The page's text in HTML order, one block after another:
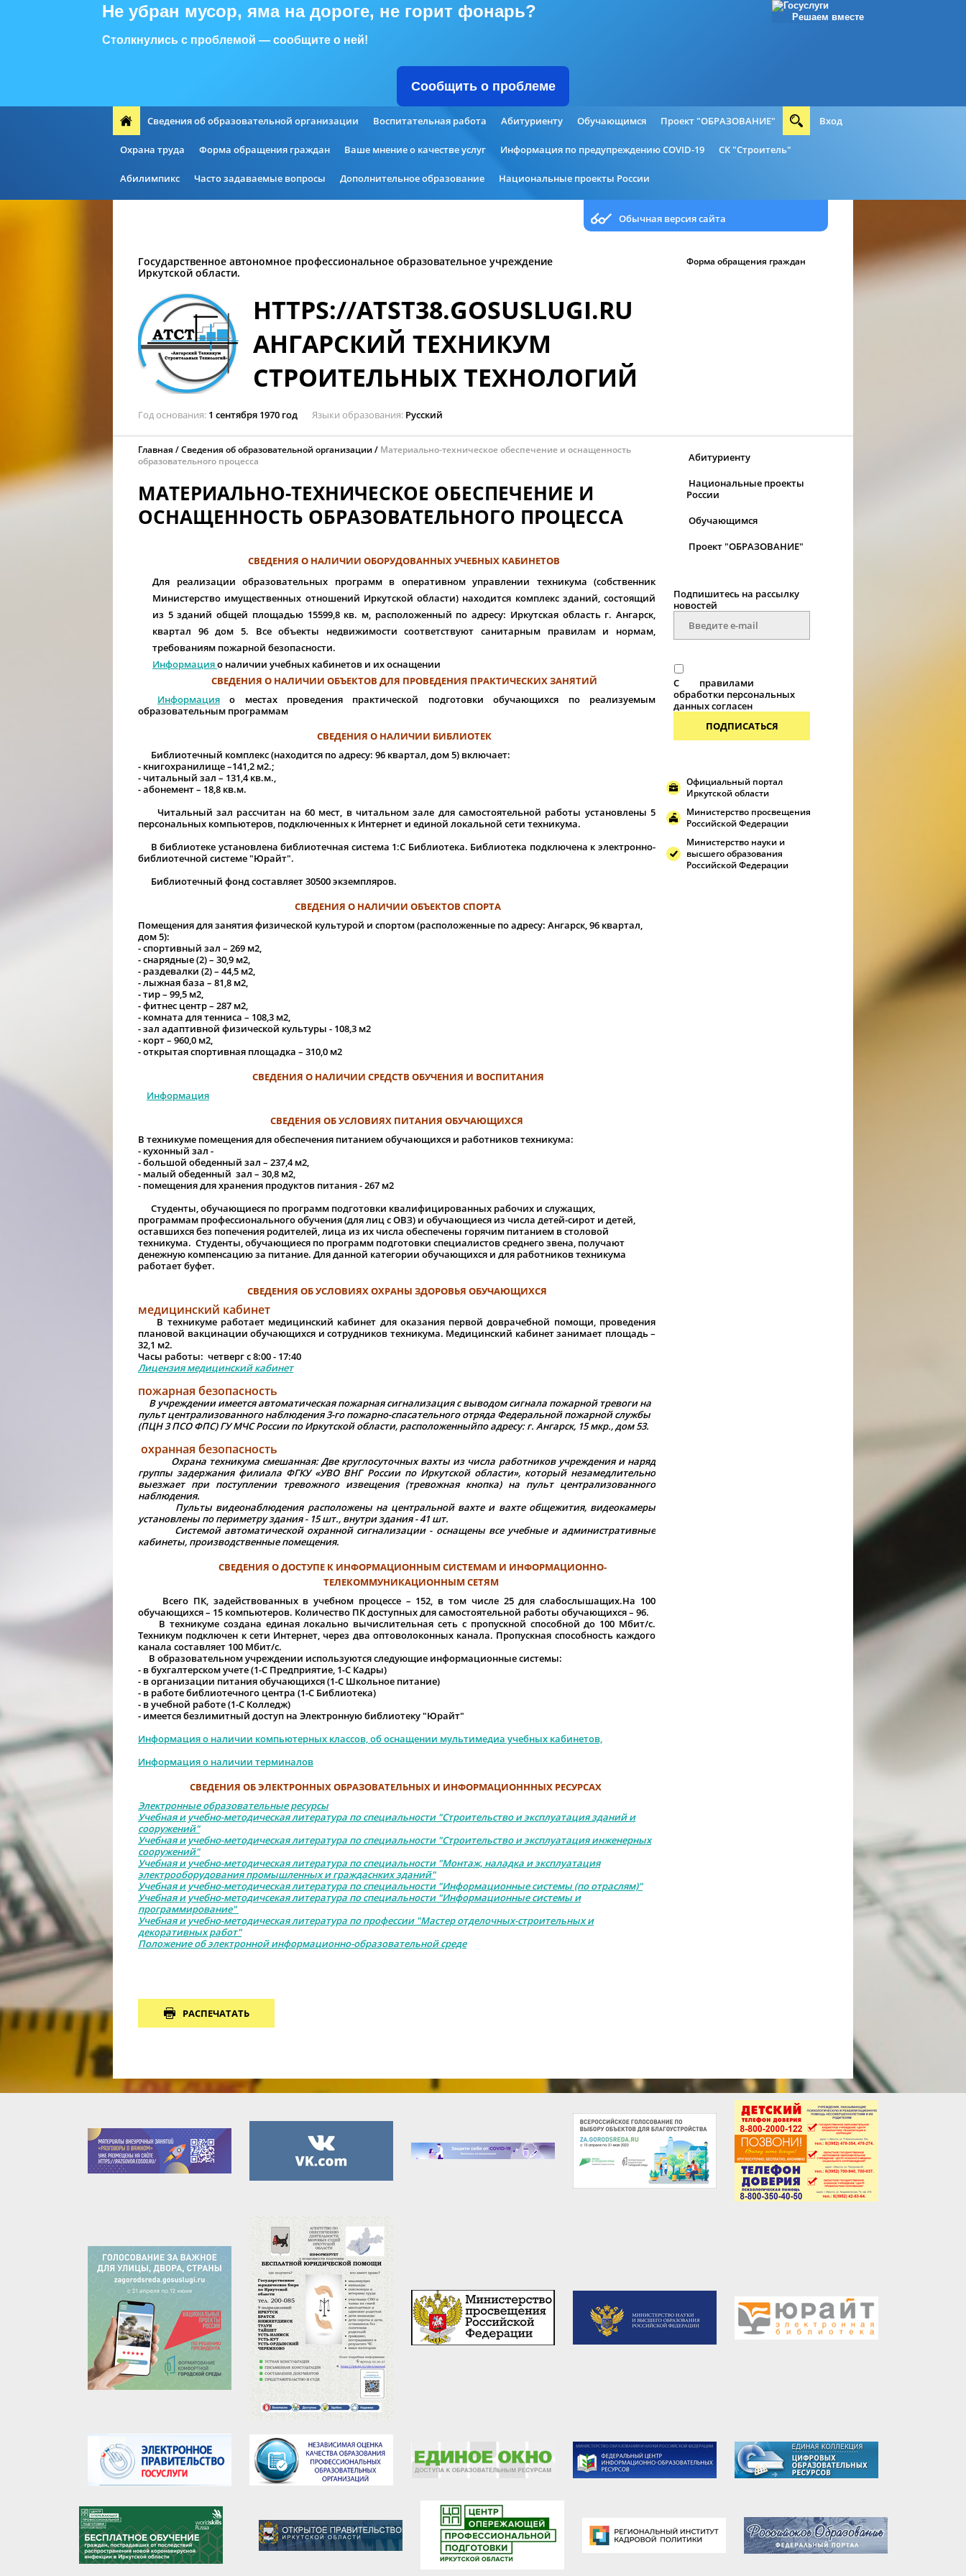
Решаем вместе
Не убран мусор, яма на дороге, не горит фонарь?
Столкнулись с проблемой — сообщите о ней!
Сообщить о проблеме
Сведения об образовательной организации Воспитательная работа Абитуриенту Обучающимся Проект "ОБРАЗОВАНИЕ"
Охрана труда Форма обращения граждан Ваше мнение о качестве услуг Информация по предупреждению COVID-19 СК "Строитель"
Абилимпикс Часто задаваемые вопросы Дополнительное образование Национальные проекты России
Вход
Обычная версия сайта
Государственное автономное профессиональное образовательное учреждение
Иркутской области.
HTTPS://ATST38.GOSUSLUGI.RU
АНГАРСКИЙ ТЕХНИКУМ
СТРОИТЕЛЬНЫХ ТЕХНОЛОГИЙ
Год основания 1 сентября 1970 год Языки образования Русский
Форма обращения граждан
Главная Сведения об образовательной организации
Материально-техническое обеспечение и оснащенность
образовательного процесса
МАТЕРИАЛЬНО-ТЕХНИЧЕСКОЕ ОБЕСПЕЧЕНИЕ И
ОСНАЩЕННОСТЬ ОБРАЗОВАТЕЛЬНОГО ПРОЦЕССА
СВЕДЕНИЯ О НАЛИЧИИ ОБОРУДОВАННЫХ УЧЕБНЫХ КАБИНЕТОВ
Для реализации образовательных программ в оперативном управлении техникума (собственник
Министерство имущественных отношений Иркутской области) находится комплекс зданий, состоящий
из 5 зданий общей площадью 15599,8 кв. м, расположенный по адресу: Иркутская область г. Ангарск,
квартал 96 дом 5. Все объекты недвижимости соответствуют санитарным правилам и нормам,
требованиям пожарной безопасности.
Информацияо наличии учебных кабинетов и их оснащении
СВЕДЕНИЯ О НАЛИЧИИ ОБЪЕКТОВ ДЛЯ ПРОВЕДЕНИЯ ПРАКТИЧЕСКИХ ЗАНЯТИЙ
Информация
о местах проведения практической подготовки обучающихся по реализуемым
образовательным программам
СВЕДЕНИЯ О НАЛИЧИИ БИБЛИОТЕК
Библиотечный комплекс (находится по адресу: 96 квартал, дом 5) включает:
- книгохранилище –141,2 м2.;
- читальный зал – 131,4 кв.м.,
- абонемент – 18,8 кв.м.
Читальный зал рассчитан на 60 мест, в читальном зале для самостоятельной работы установлены 5
персональных компьютеров, подключенных к Интернет и единой локальной сети техникума.
В библиотеке установлена библиотечная система 1:С Библиотека. Библиотека подключена к электронно-
библиотечной системе "Юрайт".
Библиотечный фонд составляет 30500 экземпляров.
СВЕДЕНИЯ О НАЛИЧИИ ОБЪЕКТОВ СПОРТА
Помещения для занятия физической культурой и спортом (расположенные по адресу: Ангарск, 96 квартал,
дом 5):
- спортивный зал – 269 м2,
- снарядные (2) – 30,9 м2,
- раздевалки (2) – 44,5 м2,
- лыжная база – 81,8 м2,
- тир – 99,5 м2,
- фитнес центр – 287 м2,
- комната для тенниса – 108,3 м2,
- зал адаптивной физической культуры - 108,3 м2
- корт – 960,0 м2,
- открытая спортивная площадка – 310,0 м2
СВЕДЕНИЯ О НАЛИЧИИ СРЕДСТВ ОБУЧЕНИЯ И ВОСПИТАНИЯ
Информация
СВЕДЕНИЯ ОБ УСЛОВИЯХ ПИТАНИЯ ОБУЧАЮЩИХСЯ
В техникуме помещения для обеспечения питанием обучающихся и работников техникума:
- кухонный зал -
- большой обеденный зал – 237,4 м2,
- малый обеденный зал – 30,8 м2,
- помещения для хранения продуктов питания - 267 м2
Студенты, обучающиеся по программ подготовки квалифицированных рабочих и служащих,
программам профессионального обучения (для лиц с ОВЗ) и обучающиеся из числа детей-сирот и детей,
оставшихся без попечения родителей, лица из их числа обеспечены горячим питанием в столовой
техникума. Студенты, обучающиеся по программ подготовки специалистов среднего звена, получают
денежную компенсацию за питание. Для данной категории обучающихся и для работников техникума
работает буфет.
СВЕДЕНИЯ ОБ УСЛОВИЯХ ОХРАНЫ ЗДОРОВЬЯ ОБУЧАЮЩИХСЯ
медицинский кабинет
В техникуме работает медицинский кабинет для оказания первой доврачебной помощи, проведения
плановой вакцинации обучающихся и сотрудников техникума. Медицинский кабинет занимает площадь –
32,1 м2.
Часы работы: четверг с 8:00 - 17:40
Лицензия медицинский кабинет
пожарная безопасность
В учреждении имеется автоматическая пожарная сигнализация с выводом сигнала пожарной тревоги на
пульт централизованного наблюдения 3-го пожарно-спасательного отряда Федеральной пожарной службы
(ПЦН 3 ПСО ФПС) ГУ МЧС России по Иркутской области, расположенныйпо адресу: г. Ангарск, 15 мкр., дом 53.
охранная безопасность
Охрана техникума смешанная: Две круглосуточных вахты из числа работников учреждения и наряд
группы задержания филиала ФГКУ «УВО ВНГ России по Иркутской области», который незамедлительно
выезжает при поступлении тревожного извещения (тревожная кнопка) на пульт централизованного
наблюдения.
Пульты видеонаблюдения расположены на центральной вахте и вахте общежития, видеокамеры
установлены по периметру здания - 15 шт., внутри здания - 41 шт.
Системой автоматической охранной сигнализации - оснащены все учебные и административные
кабинеты, производственные помещения.
СВЕДЕНИЯ О ДОСТУПЕ К ИНФОРМАЦИОННЫМ СИСТЕМАМ И ИНФОРМАЦИОННО-
ТЕЛЕКОММУНИКАЦИОННЫМ СЕТЯМ
Всего ПК, задействованных в учебном процессе – 152, в том числе 25 для слабослышащих.На 100
обучающихся – 15 компьютеров. Количество ПК доступных для самостоятельной работы обучающихся – 96.
В техникуме создана единая локально вычислительная сеть с пропускной способной до 100 Мбит/с.
Техникум подключен к сети Интернет, через два оптоволоконных канала. Пропускная способность каждого
канала составляет 100 Мбит/с.
В образовательном учреждении используются следующие информационные системы:
- в бухгалтерском учете (1-С Предприятие, 1-С Кадры)
- в организации питания обучающихся (1-С Школьное питание)
- в работе библиотечного центра (1-С Библиотека)
- в учебной работе (1-С Колледж)
- имеется безлимитный доступ на Электронную библиотеку "Юрайт"
Информация о наличии компьютерных классов,об оснащении мультимедиа учебных кабинетов,
Информация о наличии терминалов
СВЕДЕНИЯ ОБ ЭЛЕКТРОННЫХ ОБРАЗОВАТЕЛЬНЫХ И ИНФОРМАЦИОНННЫХ РЕСУРСАХ
Электронные образовательные ресурсы
Учебная и учебно-методическая литература по специальности "Строительство и эксплуатация зданий и
сооружений"
Учебная и учебно-методическая литература по специальности "Строительство и эксплуатация инженерных
сооружений"
Учебная и учебно-методическая литература по специальности "Монтаж, наладка и эксплуатация
электрооборудования промышленных и граждаснких зданий"
Учебная и учебно-методическая литература по специальности "Информационные системы (по отраслям)"
Учебная и учебно-методичсекая литература по специальности "Информационные системы и
программирование"
Учебная и учебно-методическая литература по профессии "Мастер отделочных-строительных и
декоративных работ"
Положение об электронной информационно-образовательной среде
РАСПЕЧАТАТЬ
Абитуриенту
Национальные проекты
России
Обучающимся
Проект "ОБРАЗОВАНИЕ"
Подпишитесь на рассылку
новостей
С
правилами
обработки персональных
данных согласен
ПОДПИСАТЬСЯ
Официальный портал
Иркутской области
Министерство просвещения
Российской Федерации
Министерство науки и
высшего образования
Российской Федерации